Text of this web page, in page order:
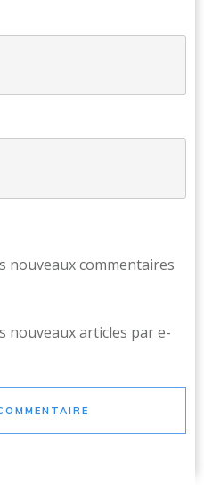
nouveaux commentaires
nouveaux articles par e-